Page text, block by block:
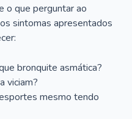
o que perguntar ao
sintomas apresentados
bronquite asmática?
viciam?
mesmo tendo